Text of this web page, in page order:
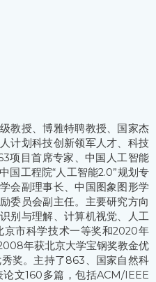
教授、博雅特聘教授、国家杰
计划科技创新领军人才、科技
项目首席专家、中国人工智能
国工程院“人工智能2.0”规划专
会副理事长、中国图象图形学
委员会副主任。主要研究方向
别与理解、计算机视觉、人工
京市科学技术一等奖和2020年
年获北京大学宝钢奖教金优
奖。主持了863、国家自然科
文160多篇，包括ACM/IEEE